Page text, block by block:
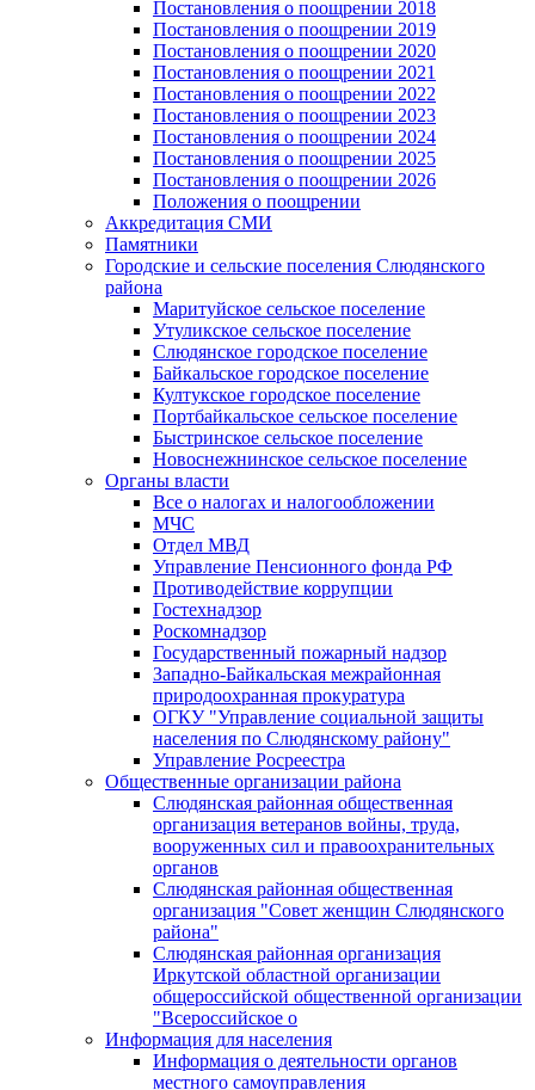
Постановления о поощрении 2018
Постановления о поощрении 2019
Постановления о поощрении 2020
Постановления о поощрении 2021
Постановления о поощрении 2022
Постановления о поощрении 2023
Постановления о поощрении 2024
Постановления о поощрении 2025
Постановления о поощрении 2026
Положения о поощрении
Аккредитация СМИ
Памятники
Городские и сельские поселения Слюдянского
района
Маритуйское сельское поселение
Утуликское сельское поселение
Слюдянское городское поселение
Байкальское городское поселение
Култукское городское поселение
Портбайкальское сельское поселение
Быстринское сельское поселение
Новоснежнинское сельское поселение
Органы власти
Все о налогах и налогообложении
МЧС
Отдел МВД
Управление Пенсионного фонда РФ
Противодействие коррупции
Гостехнадзор
Роскомнадзор
Государственный пожарный надзор
Западно-Байкальская межрайонная
природоохранная прокуратура
ОГКУ "Управление социальной защиты
населения по Слюдянскому району"
Управление Росреестра
Общественные организации района
Слюдянская районная общественная
организация ветеранов войны, труда,
вооруженных сил и правоохранительных
органов
Слюдянская районная общественная
организация "Совет женщин Слюдянского
района"
Слюдянская районная организация
Иркутской областной организации
общероссийской общественной организации
"Всероссийское о
Информация для населения
Информация о деятельности органов
местного самоуправления